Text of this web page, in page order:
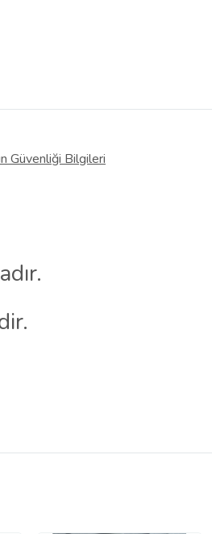
Güvenliği Bilgileri